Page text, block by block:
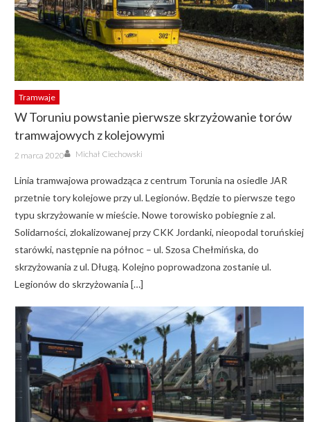
Tramwaje
W Toruniu powstanie pierwsze skrzyżowanie torów
tramwajowych z kolejowymi
Posted
on
2 marca 2020 Author
Michał Ciechowski
Linia tramwajowa prowadząca z centrum Torunia na osiedle JAR
przetnie tory kolejowe przy ul. Legionów. Będzie to pierwsze tego
typu skrzyżowanie w mieście. Nowe torowisko pobiegnie z al.
Solidarności, zlokalizowanej przy CKK Jordanki, nieopodal toruńskiej
starówki, następnie na północ – ul. Szosa Chełmińska, do
skrzyżowania z ul. Długą. Kolejno poprowadzona zostanie ul.
Legionów do skrzyżowania […]